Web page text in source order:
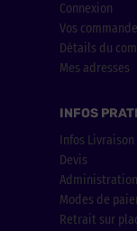
Connexion
Vos
Détails du
Mes adresses
INFOS
Infos Livraison
Devis
Modes de
Retrait sur